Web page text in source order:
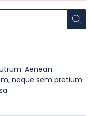
Aenean
neque sem pretium